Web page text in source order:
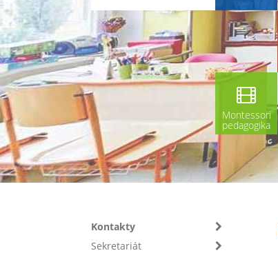
Montessori
pedagogika
Kontakty
Sekretariát